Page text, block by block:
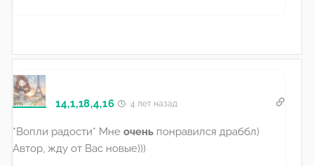
14,1,18,4,16 4 лет назад
*Вопли радости* Мне очень понравился драббл)
Автор, жду от Вас новые)))